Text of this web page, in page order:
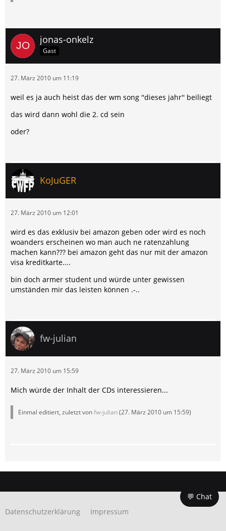
jonas-onkelz
Gast
27. März 2010 um 11:19
weil es ja auch heist das der wm song ''dieses jahr'' beiliegt
das wird dann wohl die 2. cd sein
oder?
KoJuGER
27. März 2010 um 12:01
wird es das exklusiv bei amazon geben oder wird es noch
woanders erscheinen wo man auch ne ratenzahlung
machen kann??? bei amazon geht das nur mit der amazon
visa kreditkarte....
bin doch armer student und würde unter gewissen
umständen mir das leisten können .-..
fw-julian
27. März 2010 um 15:59
Mich würde der Inhalt der CDs interessieren...
Einmal editiert, zuletzt vonfw-julian(27. März 2010 um 15:59)
💬 Chat
Datenschutzerklärung
Impressum